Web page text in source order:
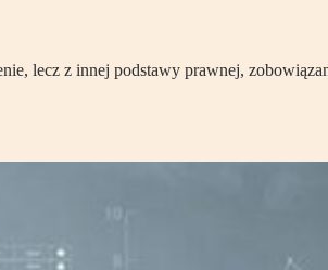
lecz z innej podstawy prawnej,